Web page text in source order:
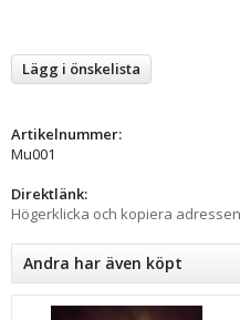
Lägg i önskelista
Artikelnummer:
Mu001
Direktlänk:
Högerklicka och kopiera adressen
Andra har även köpt